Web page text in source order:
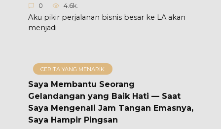
0 4.6k.
Aku pikir perjalanan bisnis besar ke LA akan
menjadi
CERITA YANG MENARIK
Saya Membantu Seorang
Gelandangan yang Baik Hati — Saat
Saya Mengenali Jam Tangan Emasnya,
Saya Hampir Pingsan